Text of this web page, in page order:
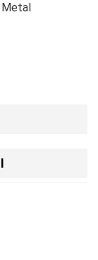
Metal